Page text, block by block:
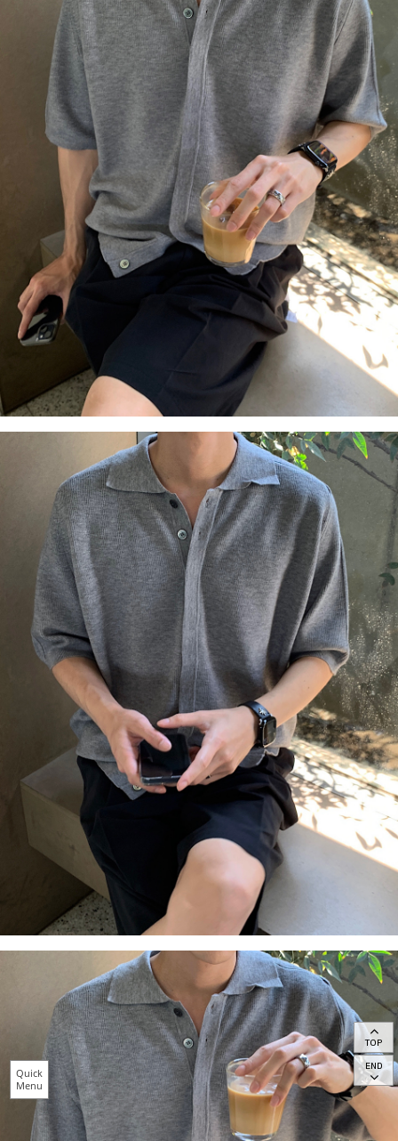
Quick
Menu
TOP
END